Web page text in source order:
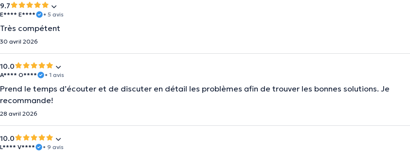
9.7
E**** E**** • 5 avis
Très compétent
30 avril 2026
10.0
A**** O**** • 1 avis
Prend le temps d’écouter et de discuter en détail les problèmes afin de trouver les bonnes solutions. Je
recommande!
28 avril 2026
10.0
L**** V**** • 9 avis